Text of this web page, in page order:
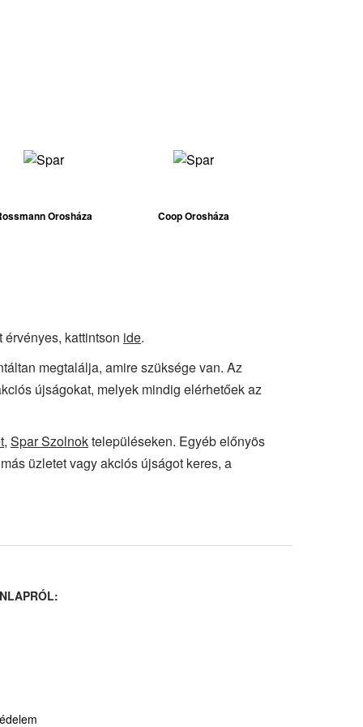
Orosháza Coop Orosháza
kattintson ide.
megtalálja, amire szüksége van. Az
újságokat, melyek mindig elérhetőek az
, Spar Szolnoktelepüléseken. Egyéb előnyös
üzletet vagy akciós újságot keres, a